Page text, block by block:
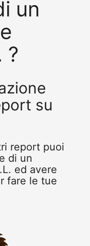
un
?
su
report puoi
di un
ed avere
fare le tue